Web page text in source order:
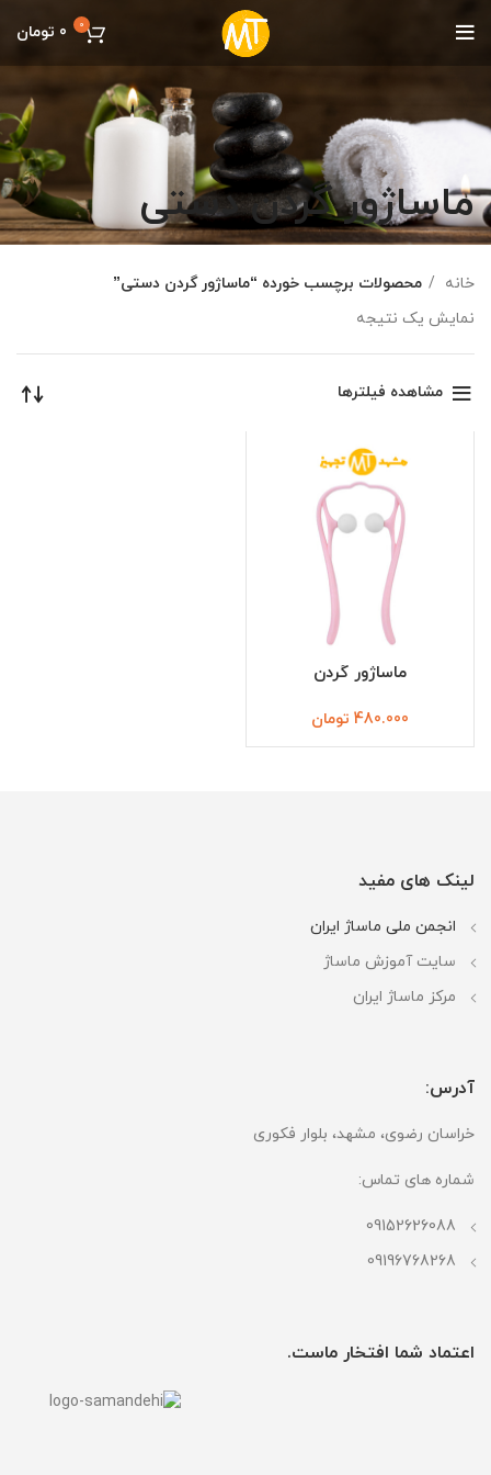
0
0 تومان
ماساژور گردن دستی
خانه
محصولات برچسب خورده “ماساژور گردن دستی”
نمایش یک نتیجه
مشاهده فیلترها
ماساژور گردن
480.000 تومان
لینک های مفید
انجمن ملی ماساژ ایران
سایت آموزش ماساژ
مرکز ماساژ ایران
آدرس:
خراسان رضوی، مشهد، بلوار فکوری
شماره های تماس:
09152626088
09196768268
اعتماد شما افتخار ماست.